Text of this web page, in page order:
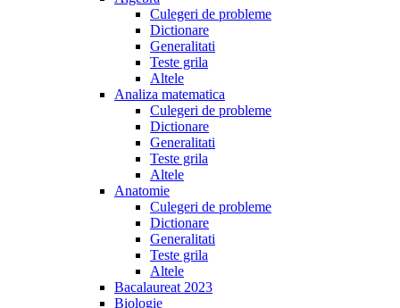
Culegeri de probleme
Dictionare
Generalitati
Teste grila
Altele
Analiza matematica
Culegeri de probleme
Dictionare
Generalitati
Teste grila
Altele
Anatomie
Culegeri de probleme
Dictionare
Generalitati
Teste grila
Altele
Bacalaureat 2023
Biologie